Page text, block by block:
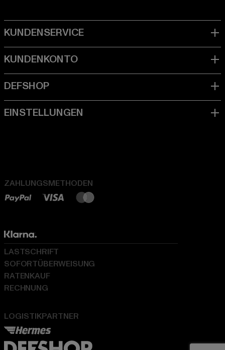
ZAHLUNGSMETHODEN
LOGISTIKPARTNER
LASTSCHRIFT
SOFORTÜBERWEISUNG
RATENKAUF
RECHNUNG